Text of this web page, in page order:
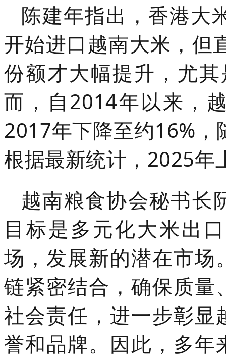
陈建年指出，香港大
开始进口越南大米，但
份额才大幅提升，尤
而，自2014年以来，
2017年下降至约16%
根据最新统计，2025年
越南粮食协会秘书长
目标是多元化大米出
场，发展新的潜在市场
链紧密结合，确保质量
社会责任，进一步彰显
誉和品牌。因此，多